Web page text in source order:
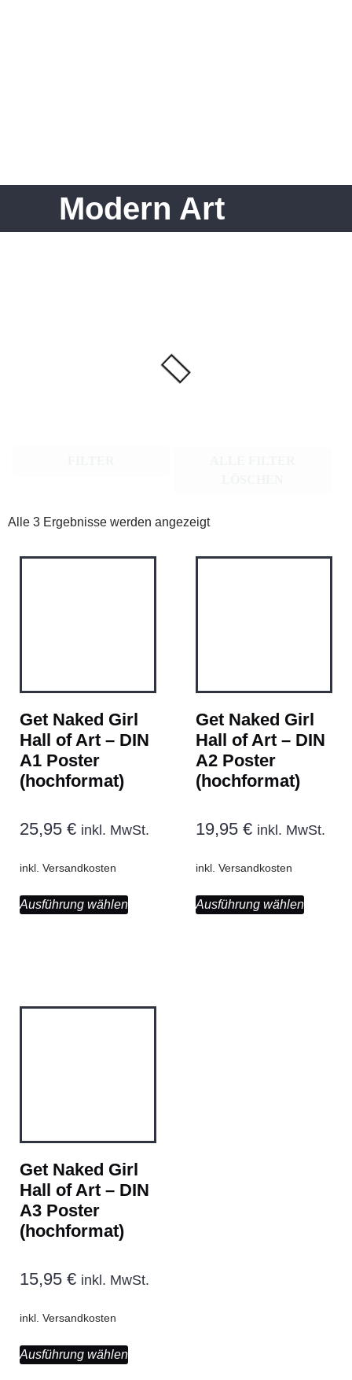
Modern Art
Alle 3 Ergebnisse werden angezeigt
Get Naked Girl
Hall of Art – DIN
A1 Poster
(hochformat)
25,95 € inkl. MwSt.
inkl. Versandkosten
Ausführung wählen
Get Naked Girl
Hall of Art – DIN
A2 Poster
(hochformat)
19,95 € inkl. MwSt.
inkl. Versandkosten
Ausführung wählen
Get Naked Girl
Hall of Art – DIN
A3 Poster
(hochformat)
15,95 € inkl. MwSt.
inkl. Versandkosten
Ausführung wählen